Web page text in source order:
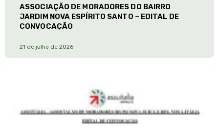
ASSOCIAÇÃO DE MORADORES DO BAIRRO
JARDIM NOVA ESPÍRITO SANTO – EDITAL DE
CONVOCAÇÃO
21 de julho de 2026